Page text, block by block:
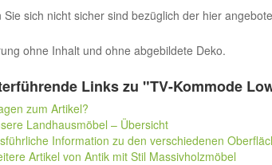
Sie sich nicht sicher sind bezüglich der hier
ohne Inhalt und ohne abgebildete Deko.
Links zu "TV-Kommode
zum Artikel?
Landhausmöbel – Übersicht
Information zu den verschiedenen
Artikel von Antik mit Stil Massivholzmöbel